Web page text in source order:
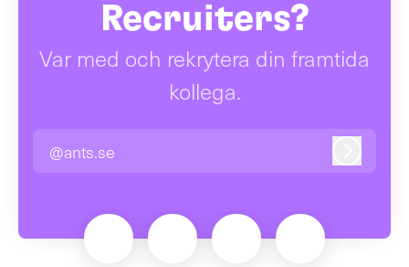
Recruiters?
Var med och rekrytera din framtida
kollega.
@ants.se Logga in